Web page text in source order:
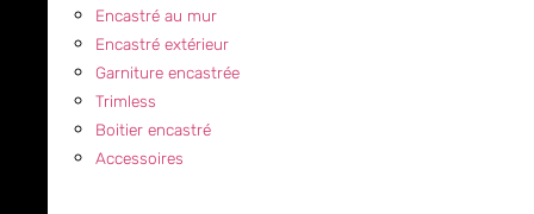
Encastré au mur
Encastré extérieur
Garniture encastrée
Trimless
Boitier encastré
Accessoires